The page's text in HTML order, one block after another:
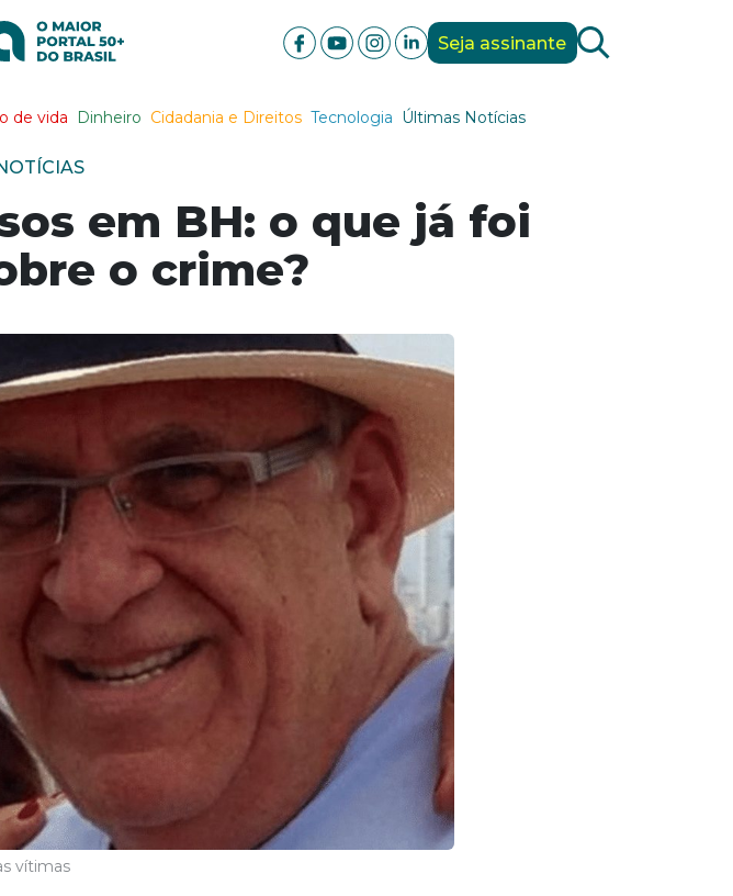
Seja assinante
de vida Dinheiro Cidadania e Direitos Tecnologia Últimas Notícias
em BH: o que já foi
o crime?
vítimas